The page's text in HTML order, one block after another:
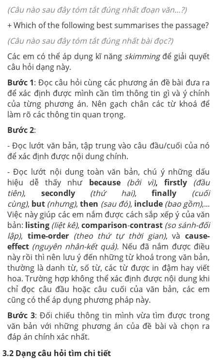
(Câu nào sau đây tóm tắt đúng nhất đoạn văn…?)
+ Which of the following best summarises the passage?
(Câu nào sau đây tóm tắt đúng nhất bài đọc?)
Các em có thể áp dụng kĩ năng skimmingđể giải quyết
câu hỏi dạng này.
Bước 1: Đọc câu hỏi cùng các phương án đề bài đưa ra
để xác định được mình cần tìm thông tin gì và ý chính
của từng phương án. Nên gạch chân các từ khoá để
làm rõ các thông tin quan trọng.
Bước 2:
- Đọc lướt văn bản, tập trung vào câu đầu/cuối của nó
để xác định được nội dung chính.
- Đọc lướt nội dung toàn văn bản, chú ý những dấu
hiệu dễ thấy như because (bởi vì), firstly
(đầu
tiên), secondly (thứ hai),finally
(cuối
cùng), but (nhưng),then (sau đó), include (bao gồm),...
Việc này giúp các em nắm được cách sắp xếp ý của văn
bản: listing (liệt kê), comparison-contrast (so sánh-đối
lập), time-order (theo thứ tự thời gian), và cause-
effect (nguyên nhân-kết quả). Nếu đã nắm được điều
này rồi thì nên lưu ý đến những từ khoá trong văn bản,
thường là danh từ, số từ, các từ được in đậm hay viết
hoa. Trường hợp không thể xác định được nội dung khi
chỉ đọc câu đầu hoặc câu cuối của văn bản, các em
cũng có thể áp dụng phương pháp này.
Bước 3: Đối chiếu thông tin mình vừa tìm được trong
văn bản với những phương án của đề bài và chọn ra
đáp án chính xác nhất.
3.2 Dạng câu hỏi tìm chi tiết